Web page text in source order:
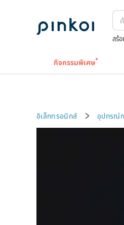
สร้
กิจกรรมพิเศษ
อิเล็กทรอนิกส์ อุปกรณ์